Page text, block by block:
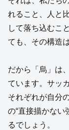
れること、人と
して落ち込むこ
ても、その構造
だから「烏」は
ています。サッ
それぞれが自分
の“直接描かない
るでしょう。